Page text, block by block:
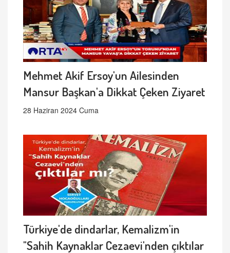
Mehmet Akif Ersoy'un Ailesinden
Mansur Başkan'a Dikkat Çeken Ziyaret
28 Haziran 2024 Cuma
Türkiye'de dindarlar, Kemalizm'in
"Sahih Kaynaklar Cezaevi'nden çıktılar